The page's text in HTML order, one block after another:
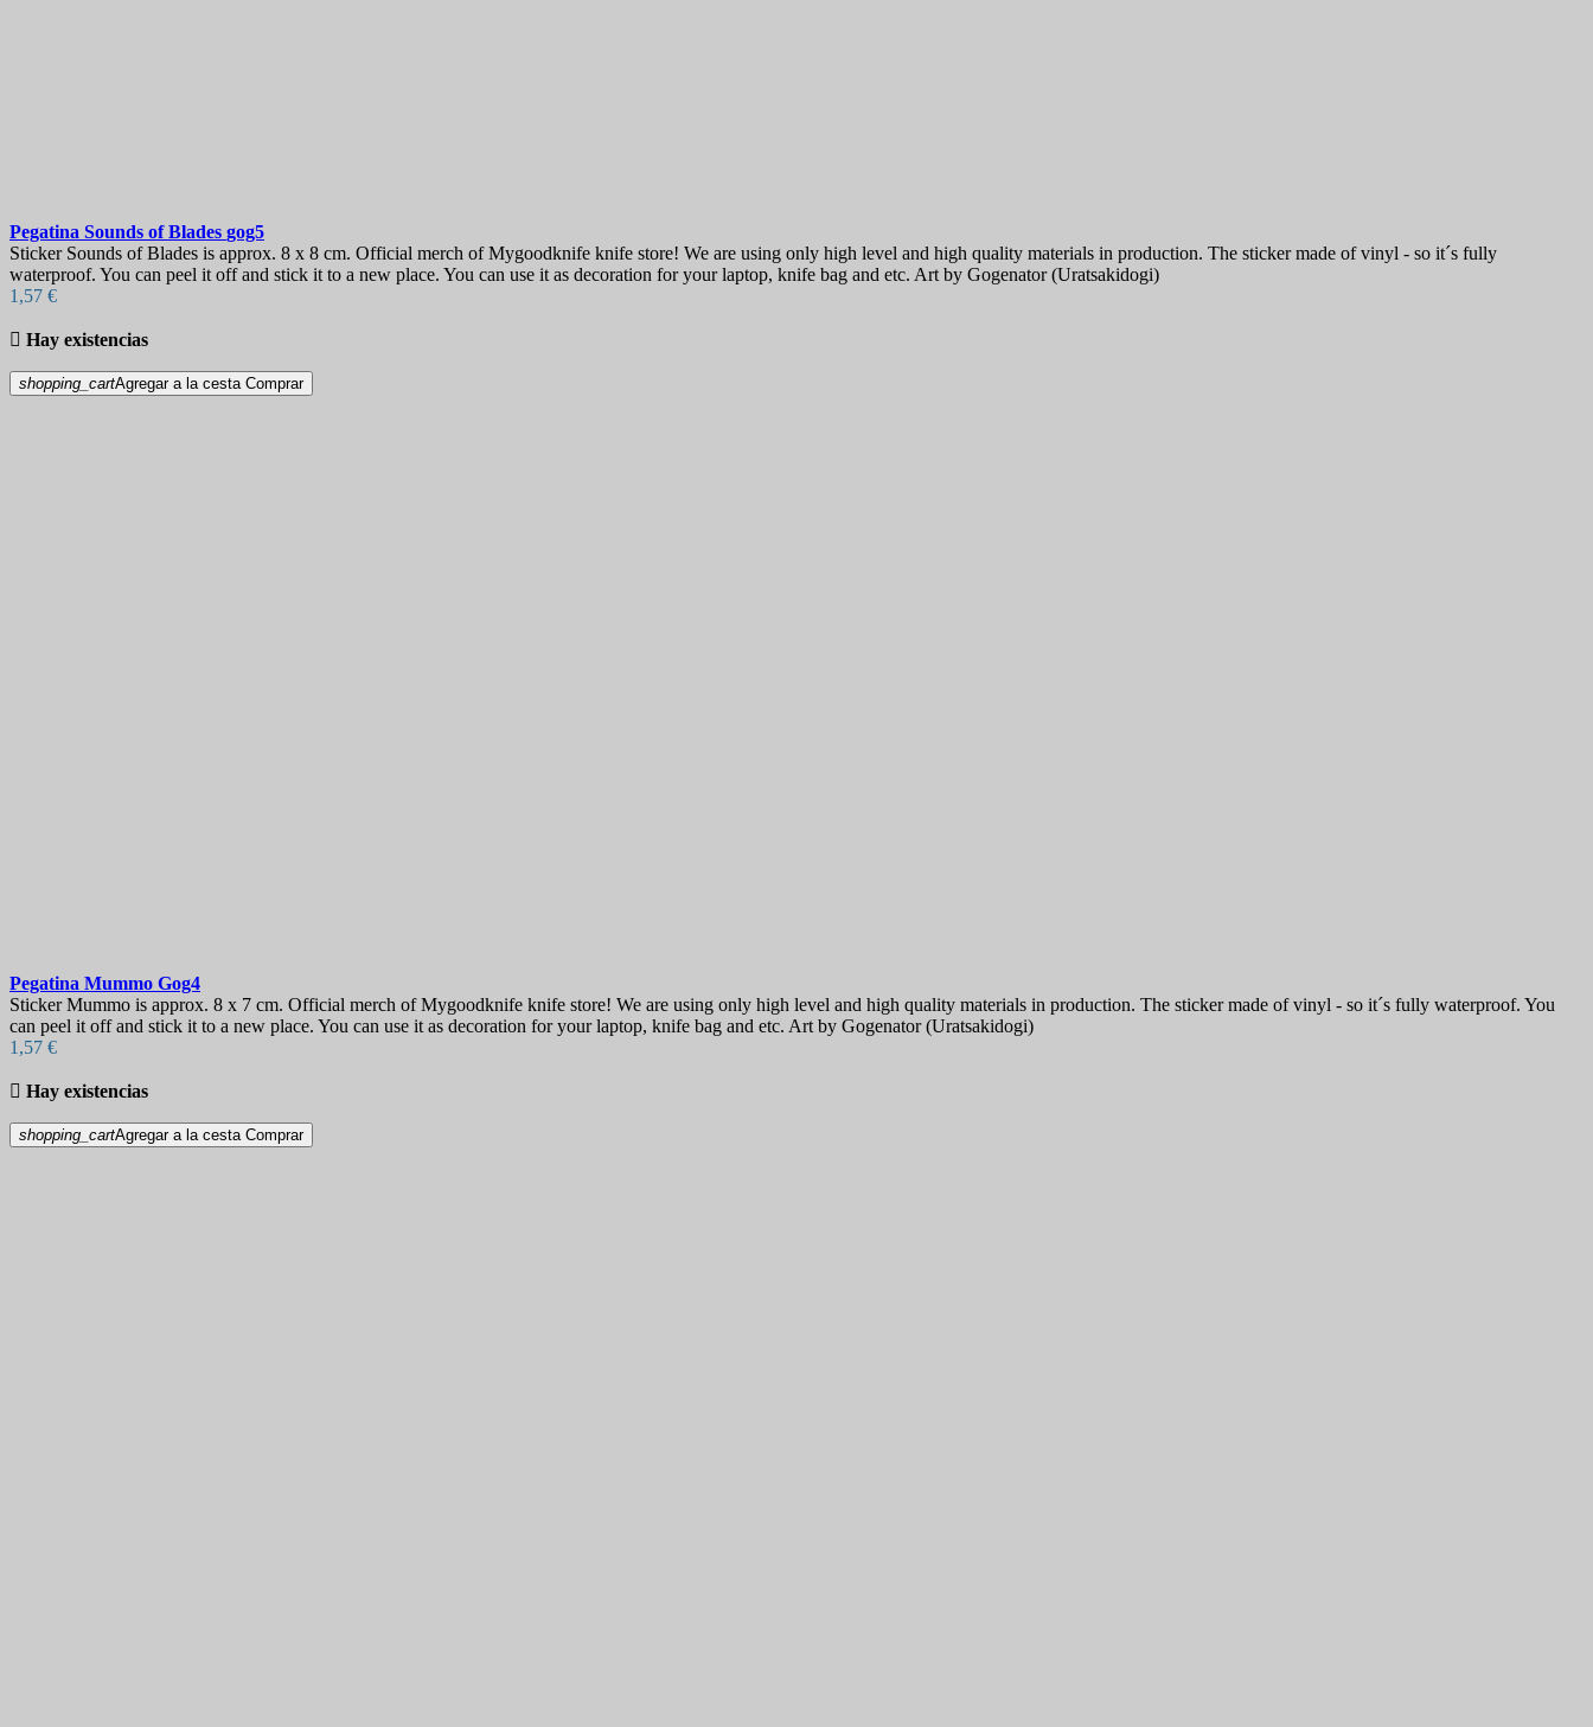
Pegatina Sounds of Blades gog5
Sticker Sounds of Blades is approx. 8 x 8 cm. Official merch of Mygoodknife knife store! We are using only high level and high quality materials in production. The sticker made of vinyl - so it´s fully
waterproof. You can peel it off and stick it to a new place. You can use it as decoration for your laptop, knife bag and etc. Art by Gogenator (Uratsakidogi)
1,57 €
 Hay existencias
shopping_cartAgregar a la cesta Comprar
Pegatina Mummo Gog4
Sticker Mummo is approx. 8 x 7 cm. Official merch of Mygoodknife knife store! We are using only high level and high quality materials in production. The sticker made of vinyl - so it´s fully waterproof. You
can peel it off and stick it to a new place. You can use it as decoration for your laptop, knife bag and etc. Art by Gogenator (Uratsakidogi)
1,57 €
 Hay existencias
shopping_cartAgregar a la cesta Comprar